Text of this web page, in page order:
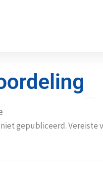
gepubliceerd.Vereiste